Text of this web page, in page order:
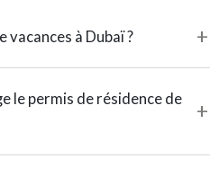
vacances à Dubaï ?
le permis de résidence de